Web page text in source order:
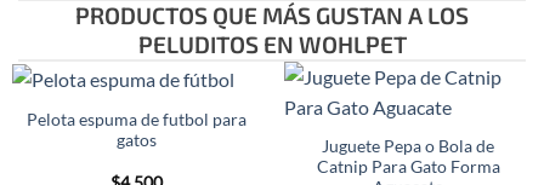
PRODUCTOS QUE MÁS GUSTAN A LOS
PELUDITOS EN WOHLPET
Pelota espuma de futbol para
gatos
Juguete Pepa o Bola de
Catnip Para Gato Forma